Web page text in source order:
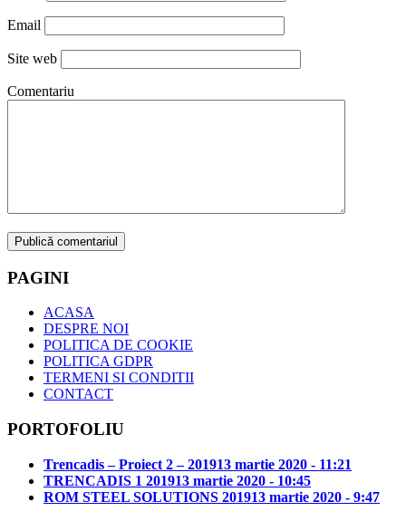
Email
Site web
Comentariu
PAGINI
ACASA
DESPRE NOI
POLITICA DE COOKIE
POLITICA GDPR
TERMENI SI CONDITII
CONTACT
PORTOFOLIU
Trencadis – Proiect 2 – 201913 martie 2020 - 11:21
TRENCADIS 1 201913 martie 2020 - 10:45
ROM STEEL SOLUTIONS 201913 martie 2020 - 9:47